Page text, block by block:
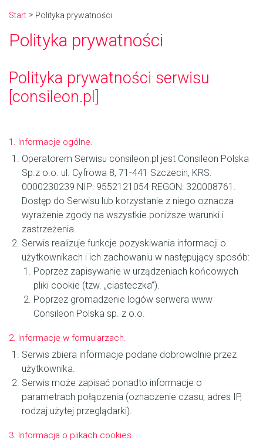
Start Polityka prywatności
Polityka prywatności
Polityka prywatności serwisu
[consileon.pl]
1. Informacje ogólne.
Operatorem Serwisu consileon.pl jest Consileon Polska
Sp.z o.o. ul. Cyfrowa 8, 71-441 Szczecin, KRS:
0000230239 NIP: 9552121054 REGON: 320008761.
Dostęp do Serwisu lub korzystanie z niego oznacza
wyrażenie zgody na wszystkie poniższe warunki i
zastrzeżenia.
Serwis realizuje funkcje pozyskiwania informacji o
użytkownikach i ich zachowaniu w następujący sposób:
Poprzez zapisywanie w urządzeniach końcowych
pliki cookie (tzw. „ciasteczka”).
Poprzez gromadzenie logów serwera www
Consileon Polska sp. z o.o.
2. Informacje w formularzach.
Serwis zbiera informacje podane dobrowolnie przez
użytkownika.
Serwis może zapisać ponadto informacje o
parametrach połączenia (oznaczenie czasu, adres IP,
rodzaj użytej przeglądarki).
3. Informacja o plikach cookies.